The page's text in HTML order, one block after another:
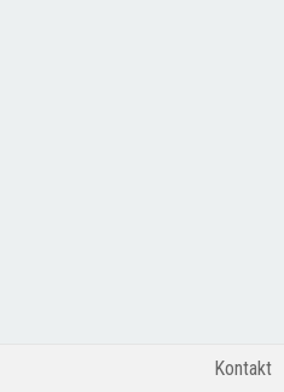
Kontakt